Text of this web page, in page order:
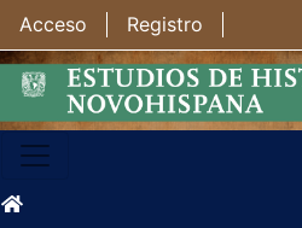
Ir al contenido principal
Ir al menú de navegación principal
Ir al pie de página del sitio
Acceso Registro